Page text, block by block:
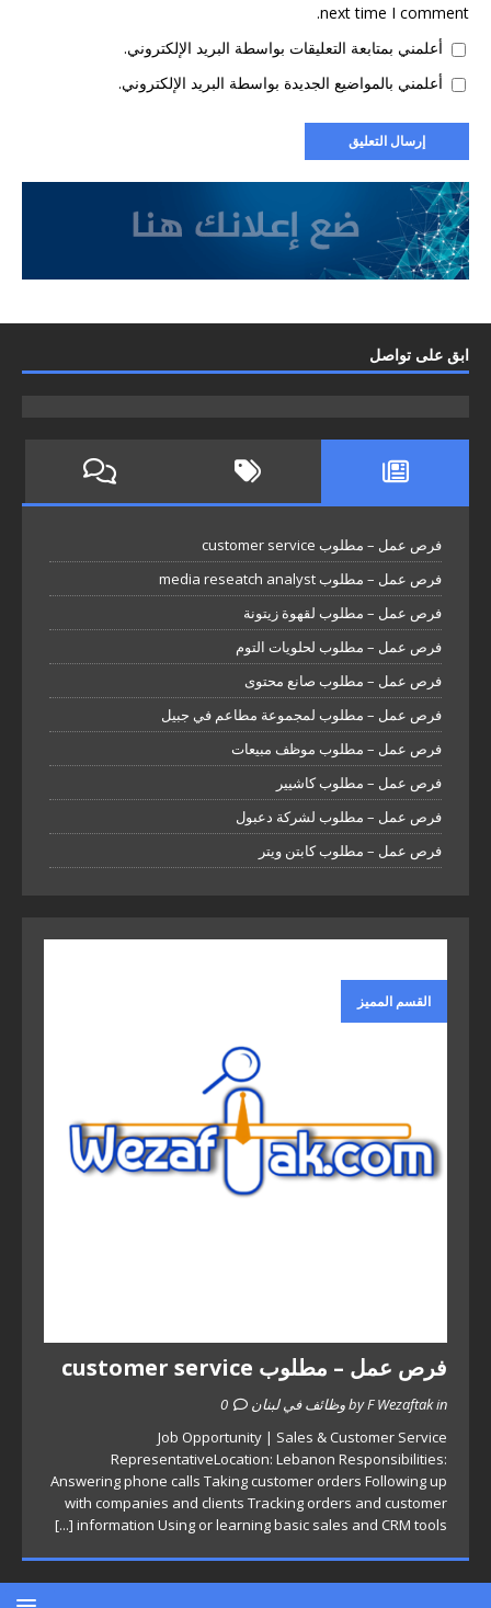
next time I comment.
أعلمني بمتابعة التعليقات بواسطة البريد الإلكتروني.
أعلمني بالمواضيع الجديدة بواسطة البريد الإلكتروني.
ابق على تواصل
فرص عمل – مطلوب customer service
فرص عمل – مطلوب media reseatch analyst
فرص عمل – مطلوب لقهوة زيتونة
فرص عمل – مطلوب لحلويات التوم
فرص عمل – مطلوب صانع محتوى
فرص عمل – مطلوب لمجموعة مطاعم في جبيل
فرص عمل – مطلوب موظف مبيعات
فرص عمل – مطلوب كاشيير
فرص عمل – مطلوب لشركة دعبول
فرص عمل – مطلوب كابتن ويتر
القسم المميز
فرص عمل – مطلوب customer service
by F Wezaftak in وظائف في لبنان
0
Job Opportunity | Sales & Customer Service
RepresentativeLocation: Lebanon Responsibilities:
Answering phone calls Taking customer orders Following up
with companies and clients Tracking orders and customer
information Using or learning basic sales and CRM tools
[...]